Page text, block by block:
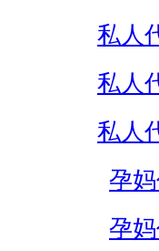
私人
私人
私人
孕
孕